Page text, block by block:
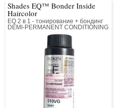
ваших восхитительных волос.
Для мужчин есть специальная линия
Компания Redken разработала и
различных ингредиентов, которые
студий и салонов красоты
надёжности и совершенстве.
Shades EQ™ Bonder Inside
Haircolor
EQ 2 в 1 - тонирование + бондинг
DEMI-PERMANENT CONDITIONING
COLOR. Жидкий тонирующий
краситель с кислым уровнем pH